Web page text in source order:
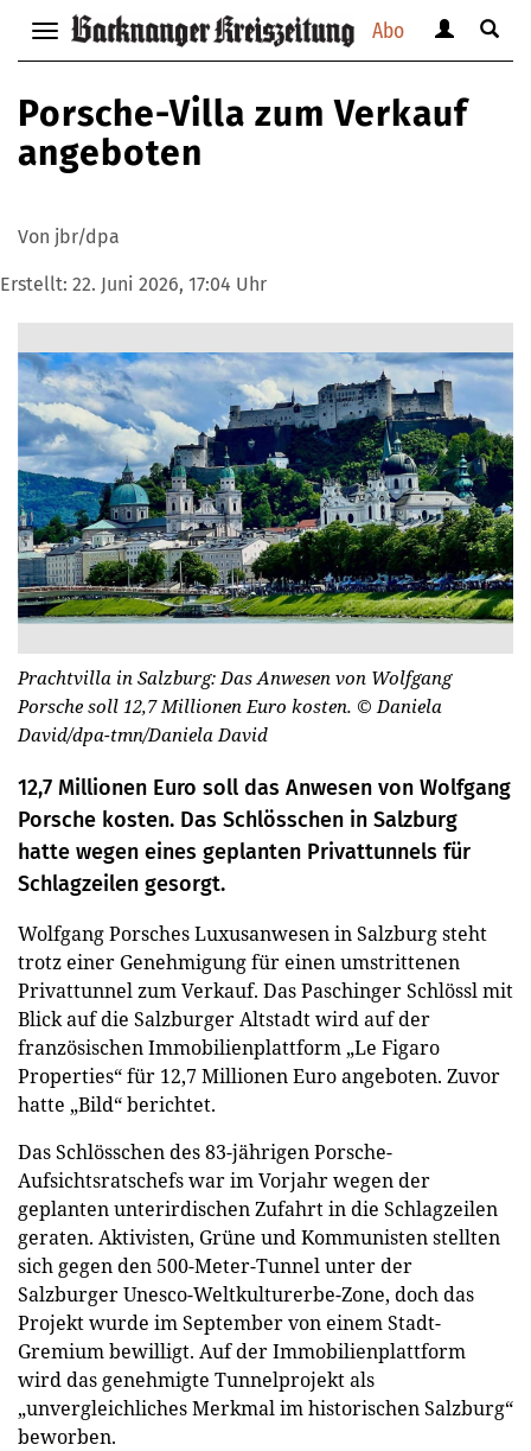
Abo
Navigation
anzeigen
verbergen
anzeigen
verbergen
Suche
Porsche-Villa zum Verkauf
angeboten
Von jbr/dpa
Erstellt: 22. Juni 2026, 17:04 Uhr
Prachtvilla in Salzburg: Das Anwesen von Wolfgang
Porsche soll 12,7 Millionen Euro kosten. © Daniela
David/dpa-tmn/Daniela David
12,7 Millionen Euro soll das Anwesen von Wolfgang
Porsche kosten. Das Schlösschen in Salzburg
hatte wegen eines geplanten Privattunnels für
Schlagzeilen gesorgt.
Wolfgang Porsches Luxusanwesen in Salzburg steht
trotz einer Genehmigung für einen umstrittenen
Privattunnel zum Verkauf. Das Paschinger Schlössl mit
Blick auf die Salzburger Altstadt wird auf der
französischen Immobilienplattform „Le Figaro
Properties“ für 12,7 Millionen Euro angeboten. Zuvor
hatte „Bild“ berichtet.
Das Schlösschen des 83-jährigen Porsche-
Aufsichtsratschefs war im Vorjahr wegen der
geplanten unterirdischen Zufahrt in die Schlagzeilen
geraten. Aktivisten, Grüne und Kommunisten stellten
sich gegen den 500-Meter-Tunnel unter der
Salzburger Unesco-Weltkulturerbe-Zone, doch das
Projekt wurde im September von einem Stadt-
Gremium bewilligt. Auf der Immobilienplattform
wird das genehmigte Tunnelprojekt als
„unvergleichliches Merkmal im historischen Salzburg“
beworben.